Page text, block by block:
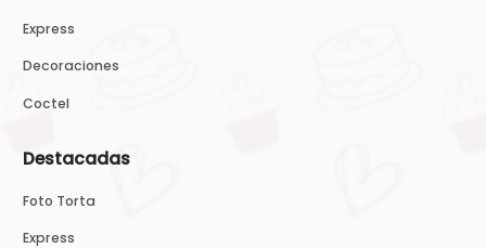
Express
Decoraciones
Coctel
Destacadas
Foto Torta
Express